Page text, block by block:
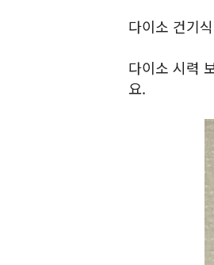
다이소 건기
다이소 시력
요.